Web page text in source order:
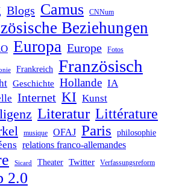
Blogs Camus CNNum
Beziehungen
Europa Europe Fotos
Frankreich Französisch
Geschichte Hollande IA
Internet KI Kunst
Literatur Littérature
musique OFAJ Paris philosophie
relations franco-allemandes
Sicard Theater Twitter Verfassungsreform
2.0